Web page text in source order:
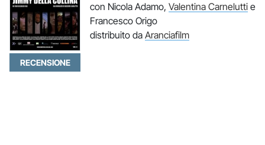
RECENSIONE
con Nicola Adamo, Valentina Carnelutti e
Francesco Origo
distribuito da Aranciafilm